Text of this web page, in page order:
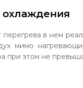
в нем
мимо
при этом не